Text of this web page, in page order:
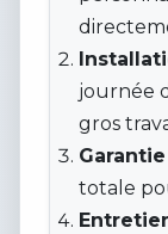
journée
gros
totale